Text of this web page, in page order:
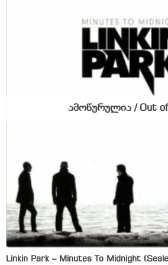
Linkin Park – Minutes To Midnight
ამოწურულია / Out